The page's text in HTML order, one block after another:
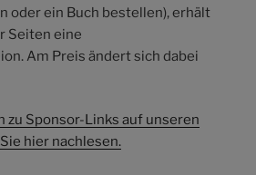
oder ein Buch bestellen), erhält
Seiten eine
Am Preis ändert sich dabei
zu Sponsor-Links auf unseren
hier nachlesen.